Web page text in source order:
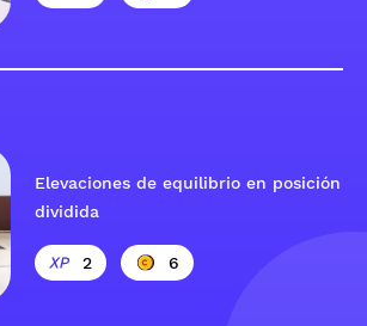
Elevaciones de equilibrio en posición
dividida
2 6